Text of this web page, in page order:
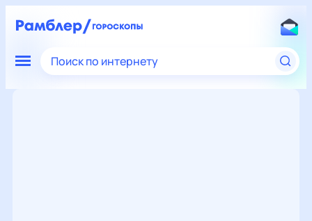
Поиск по интернету